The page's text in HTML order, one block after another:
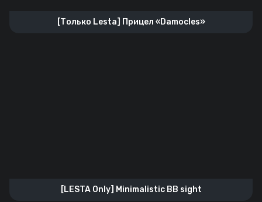
[Только Lesta] Прицел «Damocles»
[LESTA Only] Minimalistic BB sight